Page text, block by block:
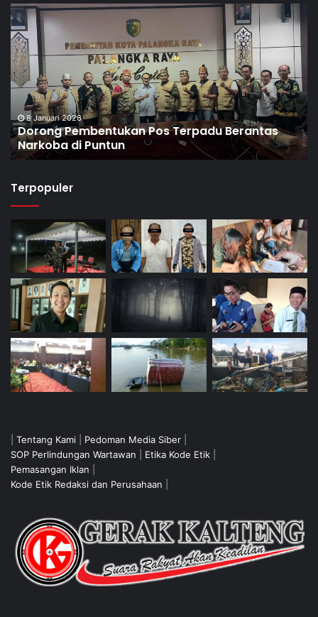
8 Januari 2026
Dorong Pembentukan Pos Terpadu Berantas
Narkoba di Puntun
Terpopuler
Tentang Kami Pedoman Media Siber
SOP Perlindungan Wartawan
Etika Kode Etik
Pemasangan Iklan
Kode Etik Redaksi dan Perusahaan